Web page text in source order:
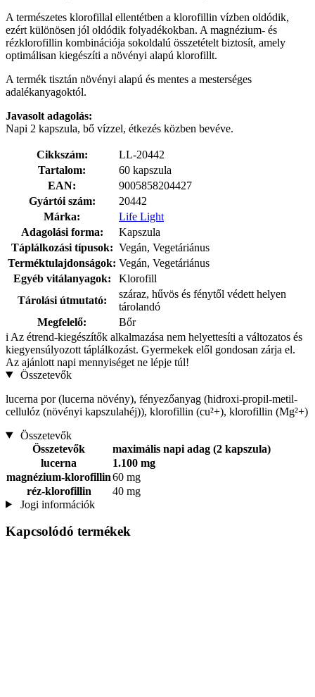
A természetes klorofillal ellentétben a klorofillin vízben oldódik,
ezért különösen jól oldódik folyadékokban. A magnézium- és
rézklorofillin kombinációja sokoldalú összetételt biztosít, amely
optimálisan kiegészíti a növényi alapú klorofillt.
A termék tisztán növényi alapú és mentes a mesterséges
adalékanyagoktól.
Javasolt adagolás:
Napi 2 kapszula, bő vízzel, étkezés közben bevéve.
Cikkszám:
LL-20442
Tartalom:
60 kapszula
EAN:
9005858204427
Gyártói szám:
20442
Márka:
Life Light
Adagolási forma:
Kapszula
Táplálkozási típusok: Vegán, Vegetáriánus
Terméktulajdonságok: Vegán, Vegetáriánus
Egyéb vitálanyagok:
Klorofill
Tárolási útmutató:
száraz, hűvös és fénytől védett helyen
tárolandó
Megfelelő:
Bőr
i Az étrend-kiegészítők alkalmazása nem helyettesíti a változatos és
kiegyensúlyozott táplálkozást. Gyermekek elől gondosan zárja el.
Az ajánlott napi mennyiséget ne lépje túl!
Összetevők
lucerna por (lucerna növény), fényezőanyag (hidroxi-propil-metil-
cellulóz (növényi kapszulahéj)), klorofillin (cu²+), klorofillin (Mg²+)
Összetevők
Összetevők
maximális napi adag (2 kapszula)
lucerna
1.100 mg
magnézium-klorofillin60 mg
réz-klorofillin
40 mg
Jogi információk
Kapcsolódó termékek